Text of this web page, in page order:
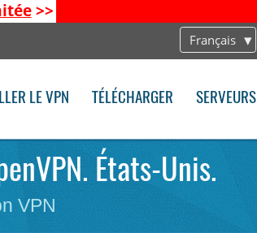
>>
Français
LE VPN TÉLÉCHARGER SERVEURS
États-Unis.
VPN